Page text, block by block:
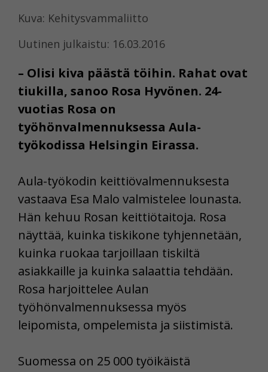
Kuva: Kehitysvammaliitto
Uutinen julkaistu: 16.03.2016
– Olisi kiva päästä töihin. Rahat ovat
tiukilla, sanoo Rosa Hyvönen. 24-
vuotias Rosa on
työhönvalmennuksessa Aula-
työkodissa Helsingin Eirassa.
Aula-työkodin keittiövalmennuksesta
vastaava Esa Malo valmistelee lounasta.
Hän kehuu Rosan keittiötaitoja. Rosa
näyttää, kuinka tiskikone tyhjennetään,
kuinka ruokaa tarjoillaan tiskiltä
asiakkaille ja kuinka salaattia tehdään.
Rosa harjoittelee Aulan
työhönvalmennuksessa myös
leipomista, ompelemista ja siistimistä.
Suomessa on 25 000 työikäistä